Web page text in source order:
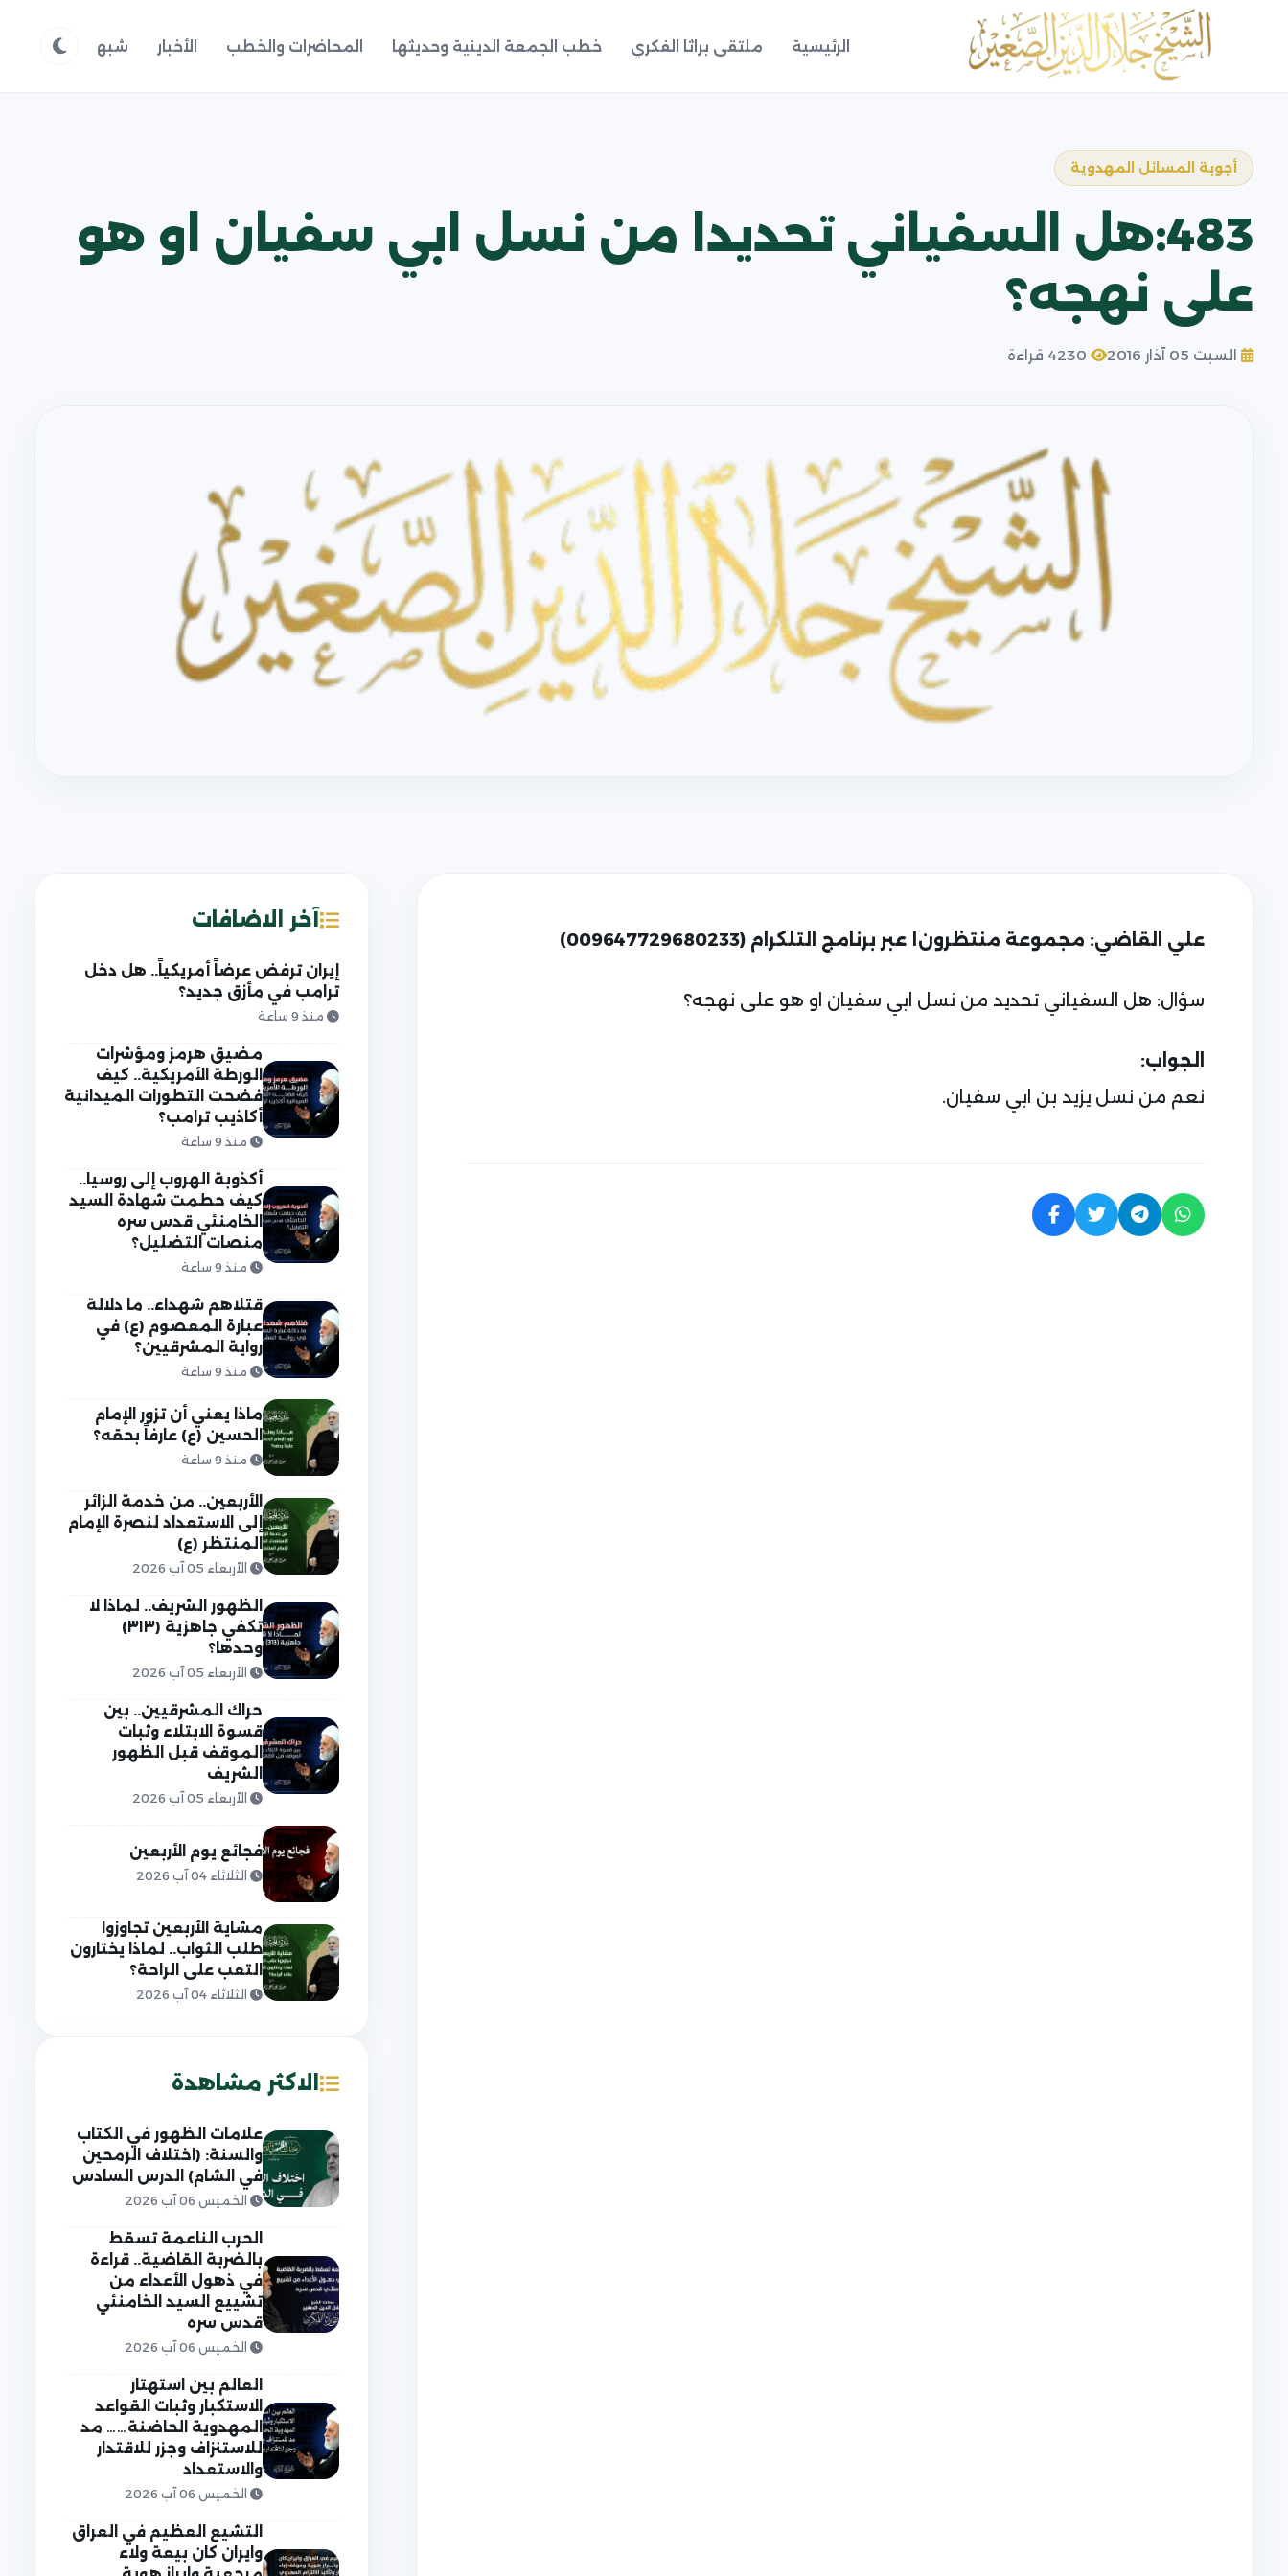
الرئيسية ملتقى براثا الفكري خطب الجمعة الدينية وحديثها المحاضرات والخطب الأخبار شبهات وردود
أجوبة المسائل المهدوية
483:هل السفياني تحديدا من نسل ابي سفيان او هو
على نهجه؟
السبت 05 آذار 2016
علي القاضي: مجموعة منتظرون١ عبر برنامج التلكرام (009647729680233)
سؤال: هل السفياني تحديد من نسل ابي سفيان او هو على نهجه؟
الجواب:
نعم من نسل يزيد بن ابي سفيان.
آخر الاضافات
إيران ترفض عرضاً أمريكياً.. هل دخل
ترامب في مأزق جديد؟
منذ 9 ساعة
مضيق هرمز ومؤشرات
الورطة الأمريكية.. كيف
فضحت التطورات الميدانية
أكاذيب ترامب؟
منذ 9 ساعة
أكذوبة الهروب إلى روسيا..
كيف حطمت شهادة السيد
الخامنئي قدس سره
منصات التضليل؟
منذ 9 ساعة
قتلاهم شهداء.. ما دلالة
عبارة المعصوم (ع) في
رواية المشرقيين؟
منذ 9 ساعة
ماذا يعني أن تزور الإمام
الحسين (ع) عارفاً بحقه؟
منذ 9 ساعة
الأربعين.. من خدمة الزائر
إلى الاستعداد لنصرة الإمام
المنتظر (ع)
الأربعاء 05 آب 2026
الظهور الشريف.. لماذا لا
تكفي جاهزية (٣١٣)
وحدها؟
الأربعاء 05 آب 2026
حراك المشرقيين.. بين
قسوة الابتلاء وثبات
الموقف قبل الظهور
الشريف
الأربعاء 05 آب 2026
فجائع يوم الأربعين
الثلاثاء 04 آب 2026
مشاية الأربعين تجاوزوا
طلب الثواب.. لماذا يختارون
التعب على الراحة؟
الثلاثاء 04 آب 2026
الاكثر مشاهدة
علامات الظهور في الكتاب
والسنة: (اختلاف الرمحين
في الشام) الدرس السادس
الخميس 06 آب 2026
الحرب الناعمة تسقط
بالضربة القاضية.. قراءة
في ذهول الأعداء من
تشييع السيد الخامنئي
قدس سره
الخميس 06 آب 2026
العالم بين استهتار
الاستكبار وثبات القواعد
المهدوية الحاضنة…… مد
للاستنزاف وجزر للاقتدار
والاستعداد
الخميس 06 آب 2026
التشيع العظيم في العراق
وايران كان بيعة ولاء